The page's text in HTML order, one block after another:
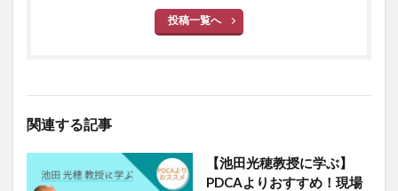
投稿一覧へ
関連する記事
【池田光穂教授に学ぶ】
PDCAよりおすすめ！現場